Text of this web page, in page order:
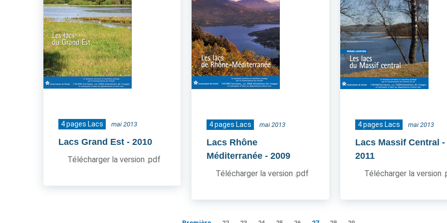
4 pages Lacs mai 2013
Lacs Grand Est - 2010
Télécharger la version .pdf
4 pages Lacs mai 2013
Lacs Rhône
Méditerranée - 2009
Télécharger la version .pdf
4 pages Lacs mai 2013
Lacs Massif Central -
2011
Télécharger la version